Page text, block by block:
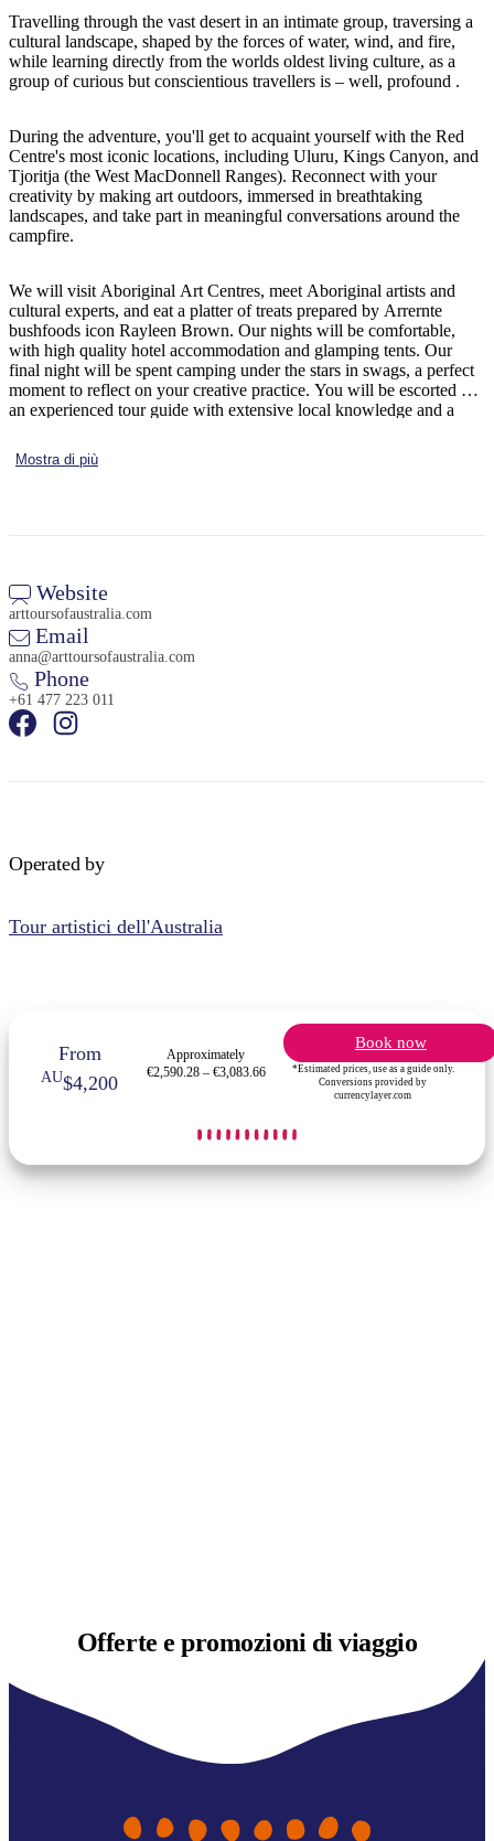
Cerca:
Sign
up
Travelling through the vast desert in an intimate group, traversing a
cultural landscape, shaped by the forces of water, wind, and fire,
while learning directly from the worlds oldest living culture, as a
group of curious but conscientious travellers is – well, profound .
During the adventure, you'll get to acquaint yourself with the Red
Centre's most iconic locations, including Uluru, Kings Canyon, and
Tjoritja (the West MacDonnell Ranges). Reconnect with your
creativity by making art outdoors, immersed in breathtaking
landscapes, and take part in meaningful conversations around the
campfire.
We will visit Aboriginal Art Centres, meet Aboriginal artists and
cultural experts, and eat a platter of treats prepared by Arrernte
bushfoods icon Rayleen Brown. Our nights will be comfortable,
with high quality hotel accommodation and glamping tents. Our
final night will be spent camping under the stars in swags, a perfect
moment to reflect on your creative practice. You will be escorted by
an experienced tour guide with extensive local knowledge and a
Mostra di più
Website
arttoursofaustralia.com
Email
anna@arttoursofaustralia.com
Phone
+61 477 223 011
Operated by
Tour artistici dell'Australia
From
AU$4,200
Approximately
€2,590.28 – €3,083.66
Book now
*Estimated prices, use as a guide only.
Conversions provided by
currencylayer.com
Offerte epromozioni di viaggio